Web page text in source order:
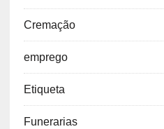
Cremação
emprego
Etiqueta
Funerarias